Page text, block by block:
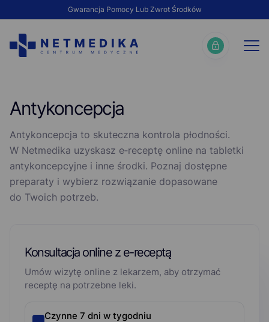
Gwarancja Pomocy Lub Zwrot Środków
Antykoncepcja
Antykoncepcja to skuteczna kontrola płodności.
W Netmedika uzyskasz e‑receptę online na tabletki
antykoncepcyjne i inne środki. Poznaj dostępne
preparaty i wybierz rozwiązanie dopasowane
do Twoich potrzeb.
Konsultacja online z e-receptą
Umów wizytę online z lekarzem, aby otrzymać
receptę na potrzebne leki.
Czynne 7 dni w tygodniu